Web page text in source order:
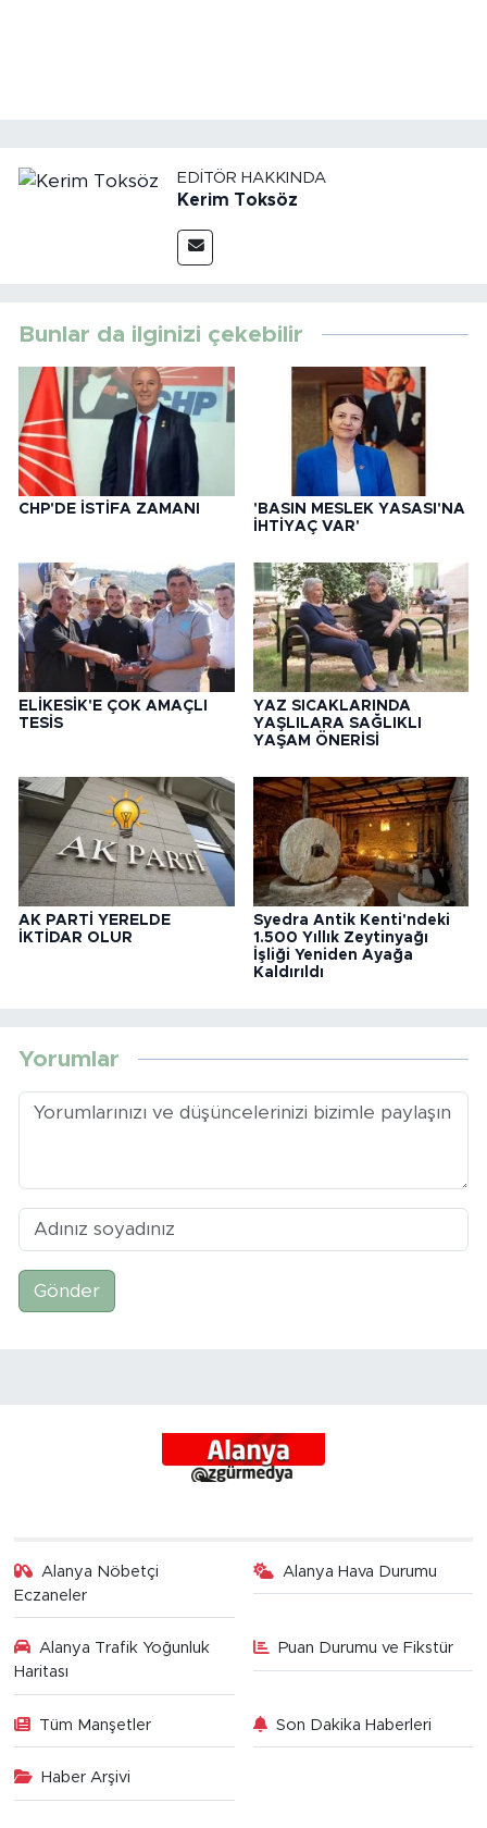
EDITÖR HAKKINDA
Kerim Toksöz
Bunlar da ilginizi çekebilir
CHP'DE İSTİFA ZAMANI
'BASIN MESLEK YASASI'NA
İHTİYAÇ VAR'
ELİKESİK'E ÇOK AMAÇLI
TESİS
YAZ SICAKLARINDA
YAŞLILARA SAĞLIKLI
YAŞAM ÖNERİSİ
AK PARTİ YERELDE
İKTİDAR OLUR
Syedra Antik Kenti'ndeki
1.500 Yıllık Zeytinyağı
İşliği Yeniden Ayağa
Kaldırıldı
Yorumlar
Gönder
Alanya Nöbetçi
Eczaneler
Alanya Hava Durumu
Alanya Trafik Yoğunluk
Haritası
Puan Durumu ve Fikstür
Tüm Manşetler Son Dakika Haberleri
Haber Arşivi